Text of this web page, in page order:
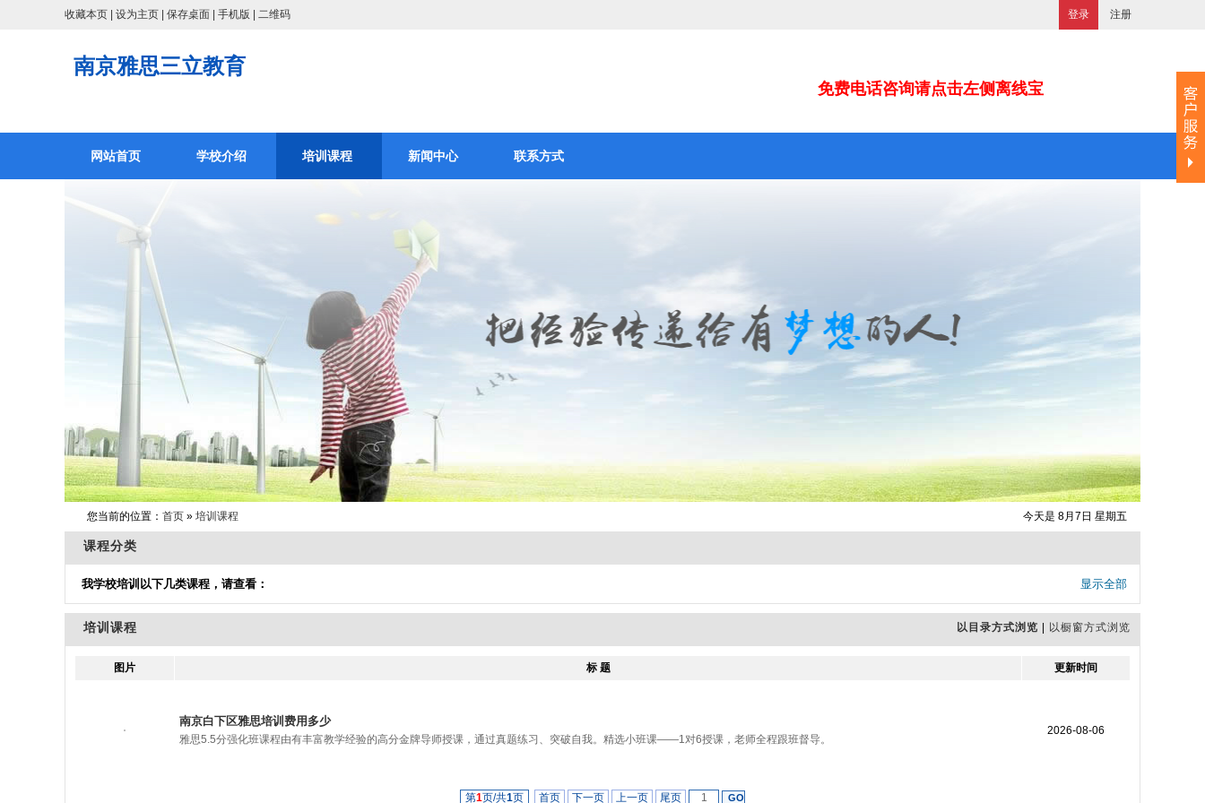
收藏本页 设为主页 保存桌面 手机版 二维码 登录 注册
免费电话咨询请点击左侧离线宝
南京雅思三立教育
网站首页 学校介绍 培训课程 新闻中心 联系方式
今天是 8月7日 星期五
您当前的位置： 首页 » 培训课程
课程分类
显示全部
我学校培训以下几类课程，请查看：
以目录方式浏览 | 以橱窗方式浏览
培训课程
图片 标 题 更新时间
南京白下区雅思培训费用多少
雅思5.5分强化班课程由有丰富教学经验的高分金牌导师授课，通过真题练习、突破自我。精选小班课——1对6授课，老师全程跟班督导。
2026-08-06
第1页/共1页 首页 下一页 上一页 尾页